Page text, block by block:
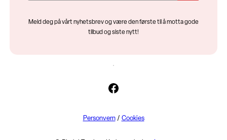
Meld deg på vårt nyhetsbrev og være den første til å motta gode
tilbud og siste nytt!
Facebook
Personvern/ Cookies